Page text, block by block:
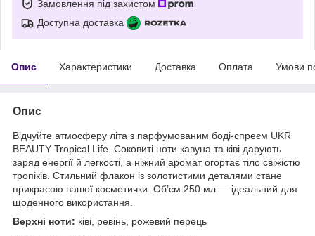
Замовлення під захистом
Доступна доставка
Опис Характеристики Доставка Оплата Умови
Опис
Відчуйте атмосферу літа з парфумованим боді-спреєм UKR
BEAUTY Tropical Life. Соковиті ноти кавуна та ківі дарують
заряд енергії й легкості, а ніжний аромат огортає тіло свіжістю
тропіків. Стильний флакон із золотистими деталями стане
прикрасою вашої косметички. Об’єм 250 мл — ідеальний для
щоденного використання.
Верхні ноти: ківі, ревінь, рожевий перець